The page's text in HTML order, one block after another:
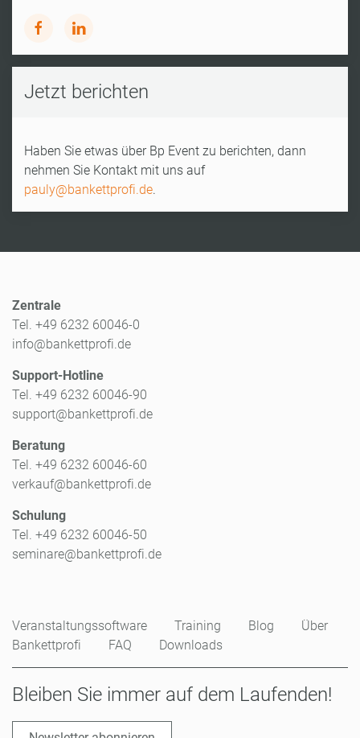
Jetzt berichten
Haben Sie etwas über Bp Event zu berichten, dann
nehmen Sie Kontakt mit uns auf
pauly@bankettprofi.de.
Zentrale
Tel. +49 6232 60046-0
info@bankettprofi.de
Support-Hotline
Tel. +49 6232 60046-90
support@bankettprofi.de
Beratung
Tel. +49 6232 60046-60
verkauf@bankettprofi.de
Schulung
Tel. +49 6232 60046-50
seminare@bankettprofi.de
Veranstaltungssoftware Training Blog
Über
Bankettprofi
FAQ Downloads
Bleiben Sie immer auf dem Laufenden!